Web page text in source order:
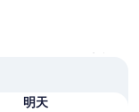
明天